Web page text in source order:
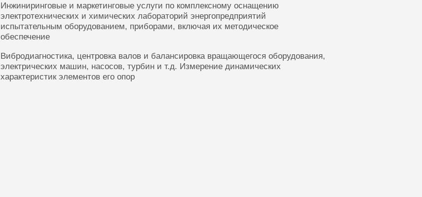
Инжиниринговые и маркетинговые услуги по комплексному оснащению
электротехнических и химических лабораторий энергопредприятий
испытательным оборудованием, приборами, включая их методическое
обеспечение
Вибродиагностика, центровка валов и балансировка вращающегося оборудования,
электрических машин, насосов, турбин и т.д. Измерение динамических
характеристик элементов его опор